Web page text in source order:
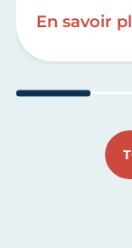
En savoir